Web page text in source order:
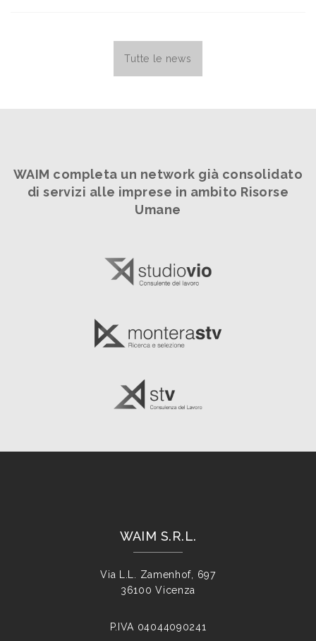
Tutte le news
WAIM completa un network già consolidato
di servizi alle imprese in ambito Risorse
Umane
WAIM S.R.L.
Via L.L. Zamenhof, 697
36100 Vicenza
P.IVA 04044090241